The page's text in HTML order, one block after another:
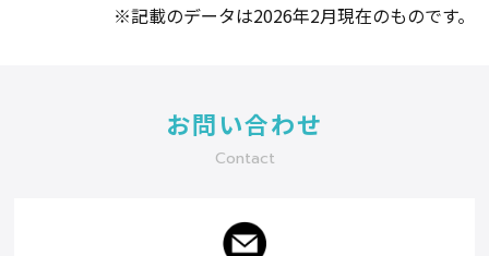
※記載のデータは2026年2月現在のものです。
お問い合わせ
Contact